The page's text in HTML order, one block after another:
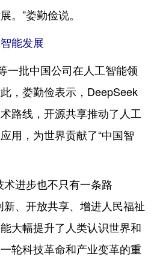
。”娄勤俭说。
能发展
批中国公司在人工智能领
，娄勤俭表示，DeepSeek
路线，开源共享推动了人工
用，为世界贡献了“中国智
进步也不只有一条路
新、开放共享、增进人民福祉
大幅提升了人类认识世界和
轮科技革命和产业变革的重